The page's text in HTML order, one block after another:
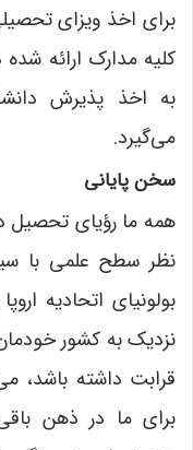
کلیه مدارک ارائه شده
به اخذ پذیرش
می‌گیرد.
سخن پایانی
همه ما رؤیای تحصیل
نظر سطح علمی با
بولونیای اتحادیه
نزدیک به کشور خودمان
قرابت داشته باشد،
برای ما در ذهن